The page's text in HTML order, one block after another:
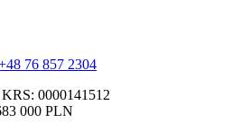
76 857 2304
0000141512
000 PLN